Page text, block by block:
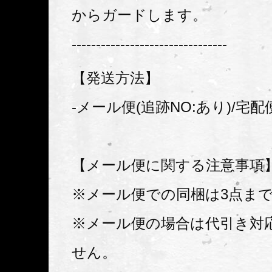
からガードします。
--------------------------------
【発送方法】
-メール便(追跡NO:あり)/宅配
【メール便に関する注意事項
※メール便での同梱は3点ま
※メール便の場合は代引き対
せん。